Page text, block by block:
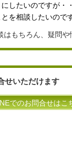
したいのですが・
を相談したいので
はもちろん、疑問
せいただけます
でのお問合せはこ